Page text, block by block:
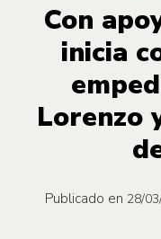
Con
inicia
Lorenzo
Publicado en 28/